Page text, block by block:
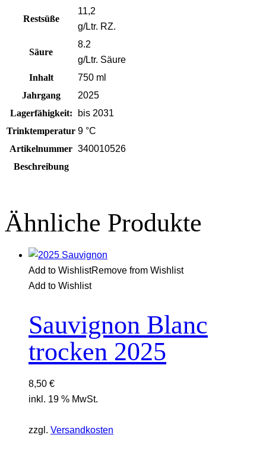
Restsüße
11,2
g/Ltr. RZ.
Säure
8.2
g/Ltr. Säure
Inhalt
750 ml
Jahrgang
2025
Lagerfähigkeit:
bis 2031
Trinktemperatur 9 °C
Artikelnummer 340010526
Beschreibung
Ähnliche Produkte
Add to WishlistRemove from Wishlist
Add to Wishlist
Sauvignon Blanc
trocken 2025
8,50 €
inkl. 19 % MwSt.
zzgl. Versandkosten